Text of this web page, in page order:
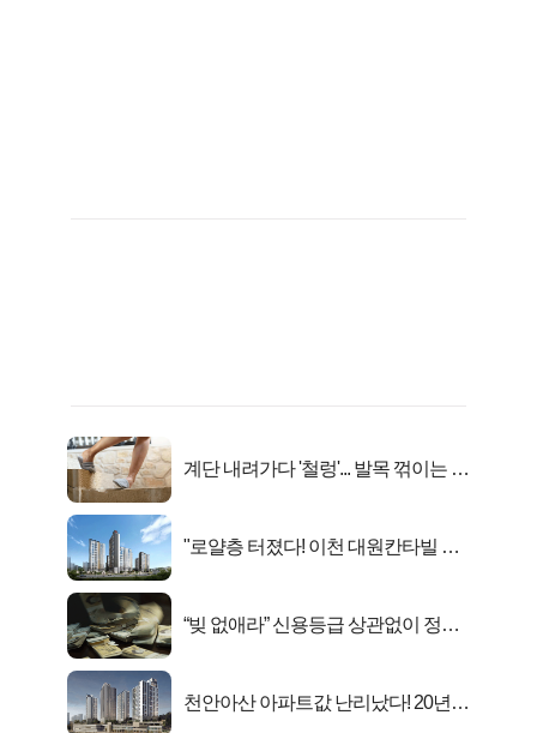
계단 내려가다 '철렁'... 발목 꺾이는 이
"로얄층 터졌다! 이천 대원칸타빌 잔
“빚 없애라” 신용등급 상관없이 정부
천안아산 아파트값 난리났다! 20년